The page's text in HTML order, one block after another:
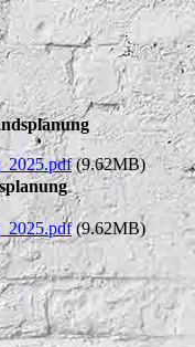
(9.62MB)
(9.62MB)